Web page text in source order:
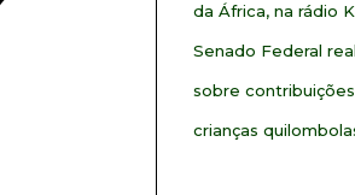
da África, na rádio
Senado Federal
sobre
crianças